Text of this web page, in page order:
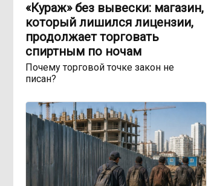
«Кураж» без вывески: магазин,
который лишился лицензии,
продолжает торговать
спиртным по ночам
Почему торговой точке закон не
писан?